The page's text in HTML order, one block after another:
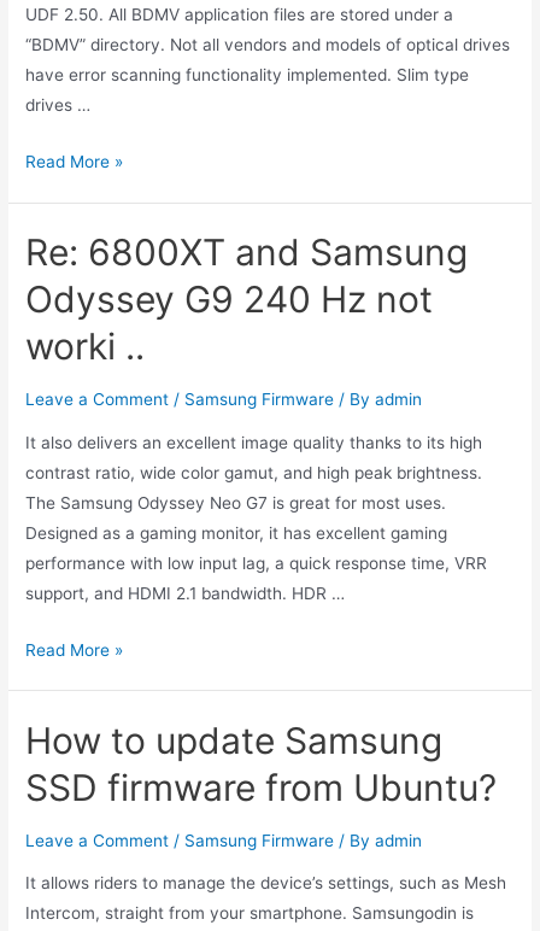
UDF 2.50. All BDMV application files are stored under a
“BDMV” directory. Not all vendors and models of optical drives
have error scanning functionality implemented. Slim type
drives …
My
ray
Update
From
USB
Read More »
Re: 6800XT and Samsung
Odyssey G9 240 Hz not
worki ..
Leave a Comment / Samsung Firmware / Byadmin
It also delivers an excellent image quality thanks to its high
contrast ratio, wide color gamut, and high peak brightness.
The Samsung Odyssey Neo G7 is great for most uses.
Designed as a gaming monitor, it has excellent gaming
performance with low input lag, a quick response time, VRR
support, and HDMI 2.1 bandwidth. HDR …
Re:
Samsung
G9
not
worki
Read More »
How to update Samsung
SSD firmware from Ubuntu?
Leave a Comment / Samsung Firmware / Byadmin
It allows riders to manage the device’s settings, such as Mesh
Intercom, straight from your smartphone. Samsungodin is